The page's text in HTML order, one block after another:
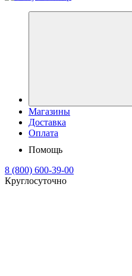
Магазины
Доставка
Оплата
Помощь
8 (800) 600-39-00
Круглосуточно